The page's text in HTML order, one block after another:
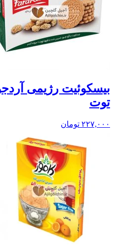
بيسکوئيت رژیمی
توت
۲۲۷,۰۰۰ تومان